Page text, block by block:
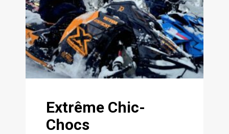
Extrême Chic-
Chocs